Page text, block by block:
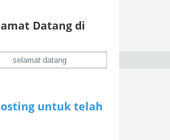
Datang di
untuk telah